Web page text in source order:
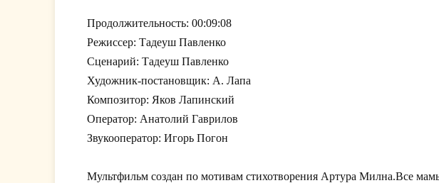
Продолжительность: 00:09:08
Режиссер: Тадеуш Павленко
Сценарий: Тадеуш Павленко
Художник-постановщик: А. Лапа
Композитор: Яков Лапинский
Оператор: Анатолий Гаврилов
Звукооператор: Игорь Погон
Мультфильм создан по мотивам стихотворения Артура Милна.Все